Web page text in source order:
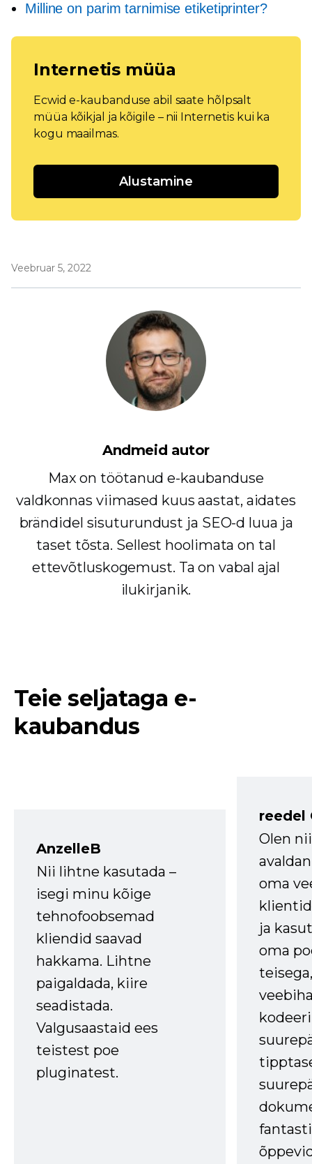
Milline on parim tarnimise etiketiprinter?
Internetis müüa
Ecwid e-kaubanduse abil saate hõlpsalt
müüa kõikjal ja kõigile – nii Internetis kui ka
kogu maailmas.
Alustamine
Veebruar 5, 2022
Andmeid autor
Max on töötanud e-kaubanduse
valdkonnas viimased kuus aastat, aidates
brändidel sisuturundust ja SEO-d luua ja
taset tõsta. Sellest hoolimata on tal
ettevõtluskogemust. Ta on vabal ajal
ilukirjanik.
Teie seljataga e-
kaubandus
AnzelleB
Nii lihtne kasutada –
isegi minu kõige
tehnofoobsemad
kliendid saavad
hakkama. Lihtne
paigaldada, kiire
seadistada.
Valgusaastaid ees
teistest poe
pluginatest.
reedel
Olen
oma
ja
oma